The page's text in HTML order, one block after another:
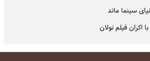
سینما ماند
فیلم نولان